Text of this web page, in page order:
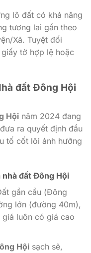
lô đất có khả năng
tương lai gần theo
Xã. Tuyệt đối
tờ hợp lệ hoặc
đất Đông Hội
Hội năm 2024 đang
ra quyết định đầu
tố cốt lõi ảnh hưởng
nhà đất Đông Hội
gần cầu (Đông
lớn (đường 40m),
luôn có giá cao
Hộisạch sẽ,